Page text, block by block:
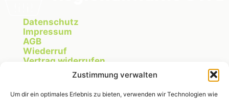
Zustimmung verwalten
Um dir ein optimales Erlebnis zu bieten, verwenden wir Technologien wie
Datenschutz
Impressum
AGB
Wiederruf
Vertrag widerrufen
Cookie Richtlinie